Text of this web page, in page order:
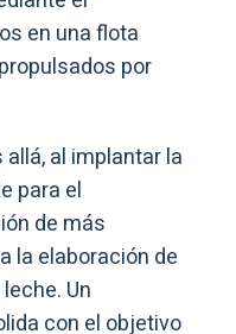
en una flota
por
al implantar la
para el
de más
la elaboración de
Un
con el objetivo